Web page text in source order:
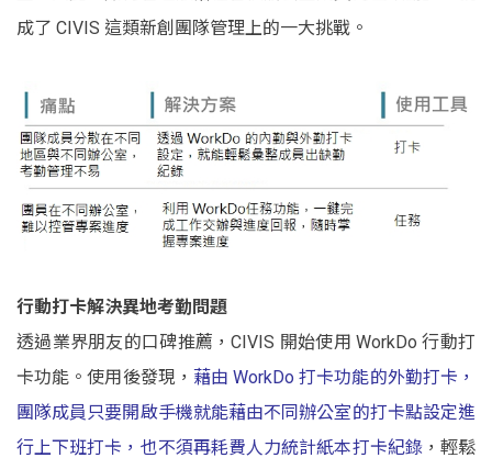
成了 CIVIS 這類新創團隊管理上的一大挑戰。
行動打卡解決異地考勤問題
透過業界朋友的口碑推薦，CIVIS 開始使用 WorkDo 行動打
卡功能。使用後發現， 藉由 WorkDo 打卡功能的外勤打卡，
團隊成員只要開啟手機就能藉由不同辦公室的打卡點設定進
行上下班打卡，也不須再耗費人力統計紙本打卡紀錄，輕鬆